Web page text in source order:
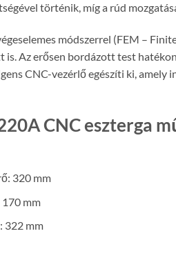
történik, míg a rúd
módszerrel (FEM –
is. Az erősen bordázott test
CNC-vezérlő egészíti ki,
CNC eszterga
320 mm
mm
322 mm